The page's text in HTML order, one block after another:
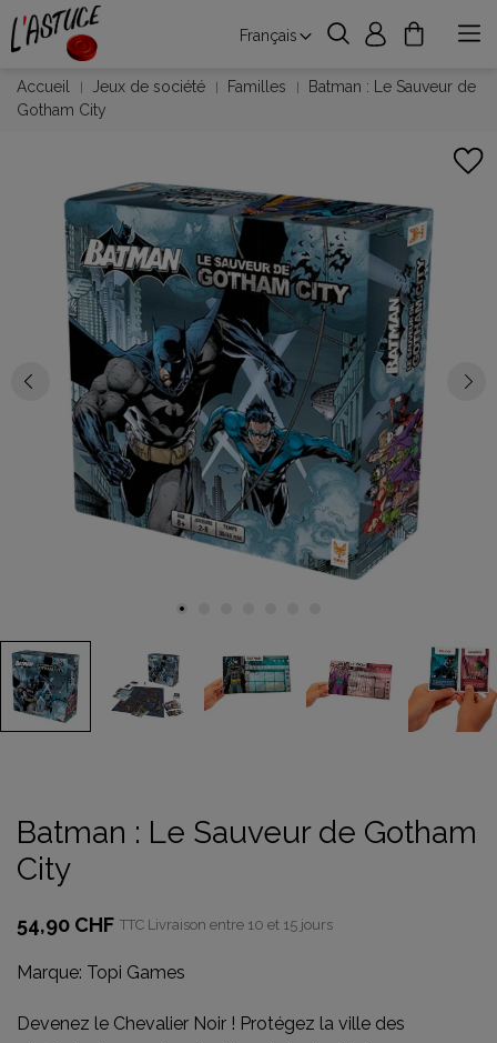
Français
Accueil Jeux de société Familles
Batman : Le Sauveur de
Gotham City
Batman : Le Sauveur de Gotham
City
54,90 CHF TTC Livraison entre 10 et 15 jours
Marque: Topi Games
Devenez le Chevalier Noir ! Protégez la ville des